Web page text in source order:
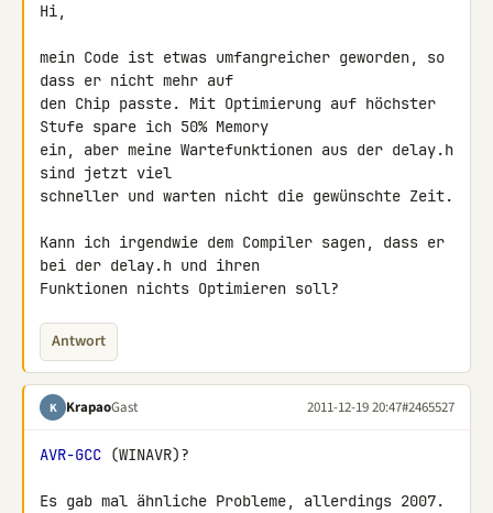
Hi,
mein Code ist etwas umfangreicher geworden, so
dass er nicht mehr auf
den Chip passte. Mit Optimierung auf höchster
Stufe spare ich 50% Memory
ein, aber meine Wartefunktionen aus der delay.h
sind jetzt viel
schneller und warten nicht die gewünschte Zeit.
Kann ich irgendwie dem Compiler sagen, dass er
bei der delay.h und ihren
Funktionen nichts Optimieren soll?
Antwort
K KrapaoGast 2011-12-19 20:47#2465527
AVR-GCC (WINAVR)?
Es gab mal ähnliche Probleme, allerdings 2007.